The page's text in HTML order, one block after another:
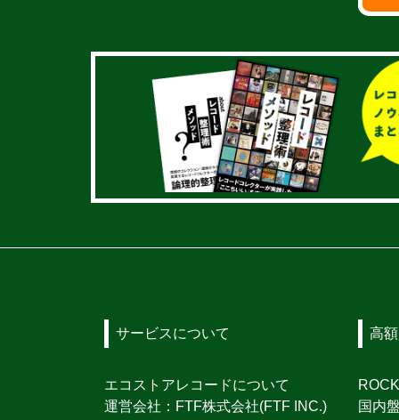
サービスについて
エコストアレコードについて
運営会社：FTF株式会社(FTF INC.)
高
国内